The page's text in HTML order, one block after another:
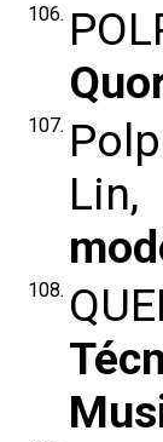
106.
107.
Lin,
108.